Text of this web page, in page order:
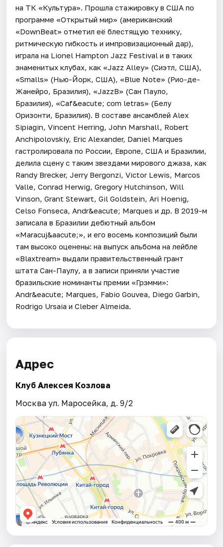
на ТК «Культура». Прошла стажировку в США по
программе «Открытый мир» (американский
«DownBeat» отметил её блестящую технику,
ритмическую гибкость и импровизационный дар),
играла на Lionel Hampton Jazz Festival и в таких
знаменитых клубах, как «Jazz Alley» (Сиэтл, США),
«Smalls» (Нью-Йорк, США), «Blue Note» (Рио-де-
Жанейро, Бразилия), «JazzB» (Сан Пауло,
Бразилия), «Caf&eacute; com letras» (Белу
Оризонти, Бразилия). В составе ансамблей Alex
Sipiagin, Vincent Herring, John Marshall, Robert
Anchipolovskiy, Eric Alexander, Daniel Marques
гастролировала по России, Европе, США и Бразилии,
делила сцену с таким звездами мирового джаза, как
Randy Brecker, Jerry Bergonzi, Victor Lewis, Marcos
Valle, Conrad Herwig, Gregory Hutchinson, Will
Vinson, Grant Stewart, Gil Goldstein, Ari Hoenig,
Celso Fonseca, Andr&eacute; Marques и др. В 2019-м
записала в Бразилии дебютный альбом
«Maracuj&aacute;», и его восемь композиций были
там высоко оценены: на выпуск альбома на лейбле
«Blaxtream» выдали правительственный грант
штата Сан-Паулу, а в записи приняли участие
бразильские номинанты премии «Грэмми»:
Andr&eacute; Marques, Fabio Gouvea, Diego Garbin,
Rodrigo Ursaia и Cleber Almeida.
Адрес
Клуб Алексея Козлова
Москва ул. Маросейка, д. 9/2